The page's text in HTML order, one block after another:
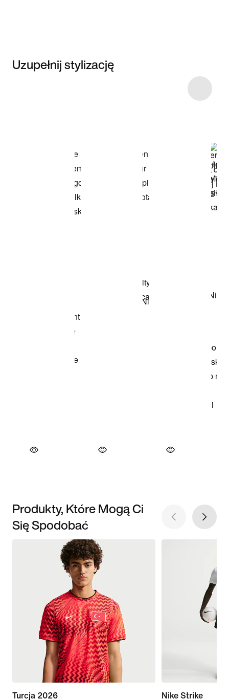
Uzupełnij stylizację
Produkty, Które Mogą Ci
Się Spodobać
Turcja 2026
Nike Strike